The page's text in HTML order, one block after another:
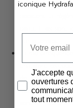
combler les
boostent la
peau. Elles
radiofréquence
chauffent les
de néo-
muscles faciaux,
sont
iconique
J'accepte
ouvertures
tout